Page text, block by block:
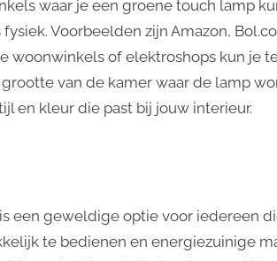
waar je een groene touch lamp
Voorbeelden zijn Amazon,
woonwinkels of elektroshops kun je
van de kamer waar de lamp
en kleur die past bij jouw interieur.
een geweldige optie voor iedereen
te bedienen en energiezuinige